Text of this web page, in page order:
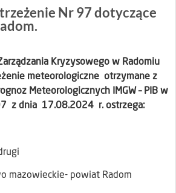
Nr 97 dotyczące
Kryzysowego w Radomiu
meteorologiczne otrzymane z
Meteorologicznych IMGW – PIB w
z dnia 17.08.2024 r. ostrzega:
mazowieckie- powiat Radom